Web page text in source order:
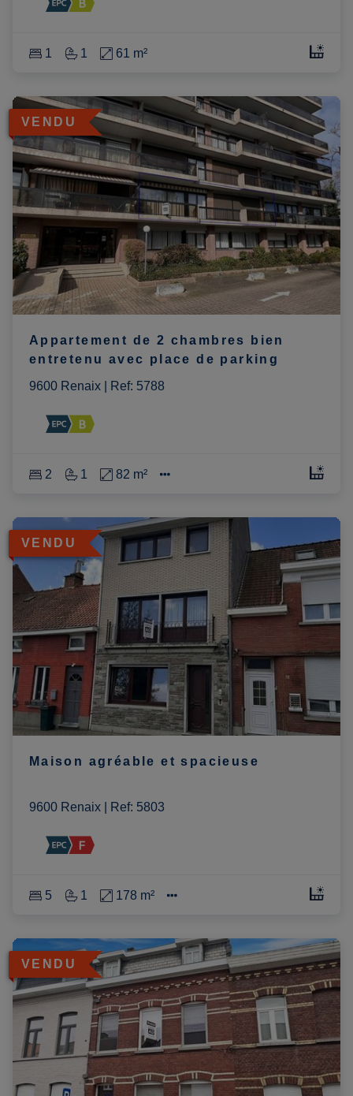
1 1 61 m²
VENDU
Appartement de 2 chambres bien
entretenu avec place de parking
9600 Renaix
Ref: 5788
2 1 82 m²
VENDU
Maison agréable et spacieuse
9600 Renaix Ref: 5803
5 1 178 m²
VENDU